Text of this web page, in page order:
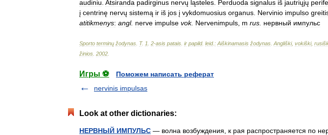
audiniu Atsiranda padirginus nervų ląsteles Perduoda signalus iš jautriųjų
į centrinę nervų sistemą ir iš jos į vykdomuosius organus Nervinio impulso
atitikmenys: angl. nerve impulse vok. Nervenimpuls m rus нервный импульс
Sporto terminų žodynas T. 1 2-asis patais ir papild. leid. : Aiškinamasis žodynas Angliški, vokiški,
žinios 2002
Игры ⚽
Поможем написать реферат
nervinis impulsas
Look at other dictionaries:
НЕРВНЫЙ ИМПУЛЬС — волна возбуждения, к рая распространяется по